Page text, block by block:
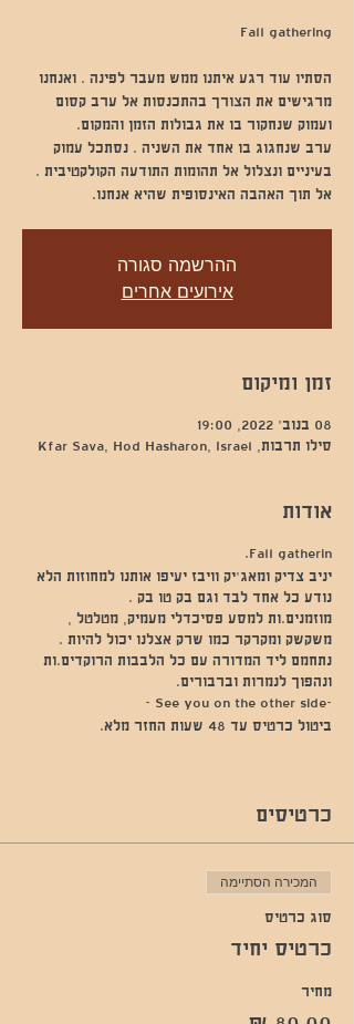
הסתיו עוד רגע איתנו ממש מעבר לפינה . ואנחנו
מרגישים את הצורך בהתכנסות אל ערב קסום
ערב שנחגוג בו אחד את השניה . נסתכל עמוק
בעיניים ונצלול אל תהומות התודעה הקולקטיבית .
אל תוך האהבה האינסופית שהיא אנחנו.
ההרשמה סגורה
אירועים אחרים
זמן ומיקום
08 בנוב׳ 2022, 19:00
סילו תרבות, Kfar Sava, Hod Hasharon, Israel
אודות
יניב צדיק ומאג׳יק וויבז יעיפו אותנו למחוזות הלא
נודע כל אחד לבד וגם בק טו בק .
מוזמנים.ות למסע פסיכדלי מעמיק, מטלטל ,
משקשק ומקרקר כמו שרק אצלנו יכול להיות .
נתחמם ליד המדורה עם כל הלבבות הרוקדים.ות
ונהפוך לנמרות וברבורים.
-See you on the other side -
ביטול כרטיס עד 48 שעות החזר מלא.
כרטיסים
המכירה הסתיימה
סוג כרטיס
כרטיס יחיד
מחיר